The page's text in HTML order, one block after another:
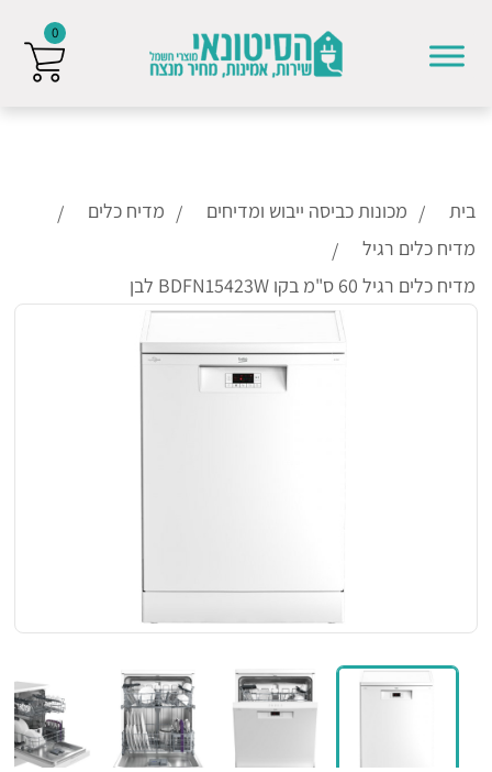
בית מכונות כביסה ייבוש ומדיחים
מדיח כלים
מדיח כלים רגיל
מדיח כלים רגיל 60 ס"מ בקו BDFN15423W לבן
0